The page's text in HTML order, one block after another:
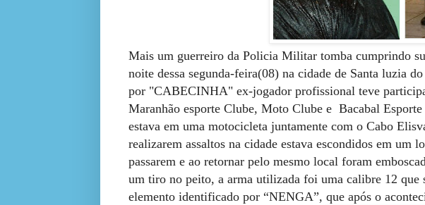
Mais um guerreiro da Policia Militar tomba cumprindo
noite dessa segunda-feira(08) na cidade de Santa luzia
por "CABECINHA" ex-jogador profissional teve
Maranhão esporte Clube, Moto Clube e Bacabal
estava em uma motocicleta juntamente com o Cabo
realizarem assaltos na cidade estava escondidos em um
passarem e ao retornar pelo mesmo local foram
um tiro no peito, a arma utilizada foi uma calibre 12 que
elemento identificado por “NENGA”, que após o